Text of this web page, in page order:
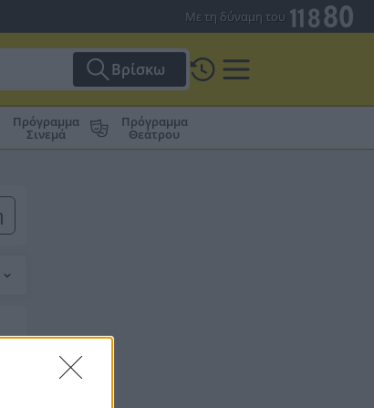
Με τη δύναμη του
Βρίσκω
Πρόγραμμα
Σινεμά
Πρόγραμμα
Θεάτρου